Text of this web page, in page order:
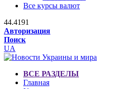
Все курсы валют
44.4191
Авторизация
Поиск
UA
ВСЕ РАЗДЕЛЫ
Главная